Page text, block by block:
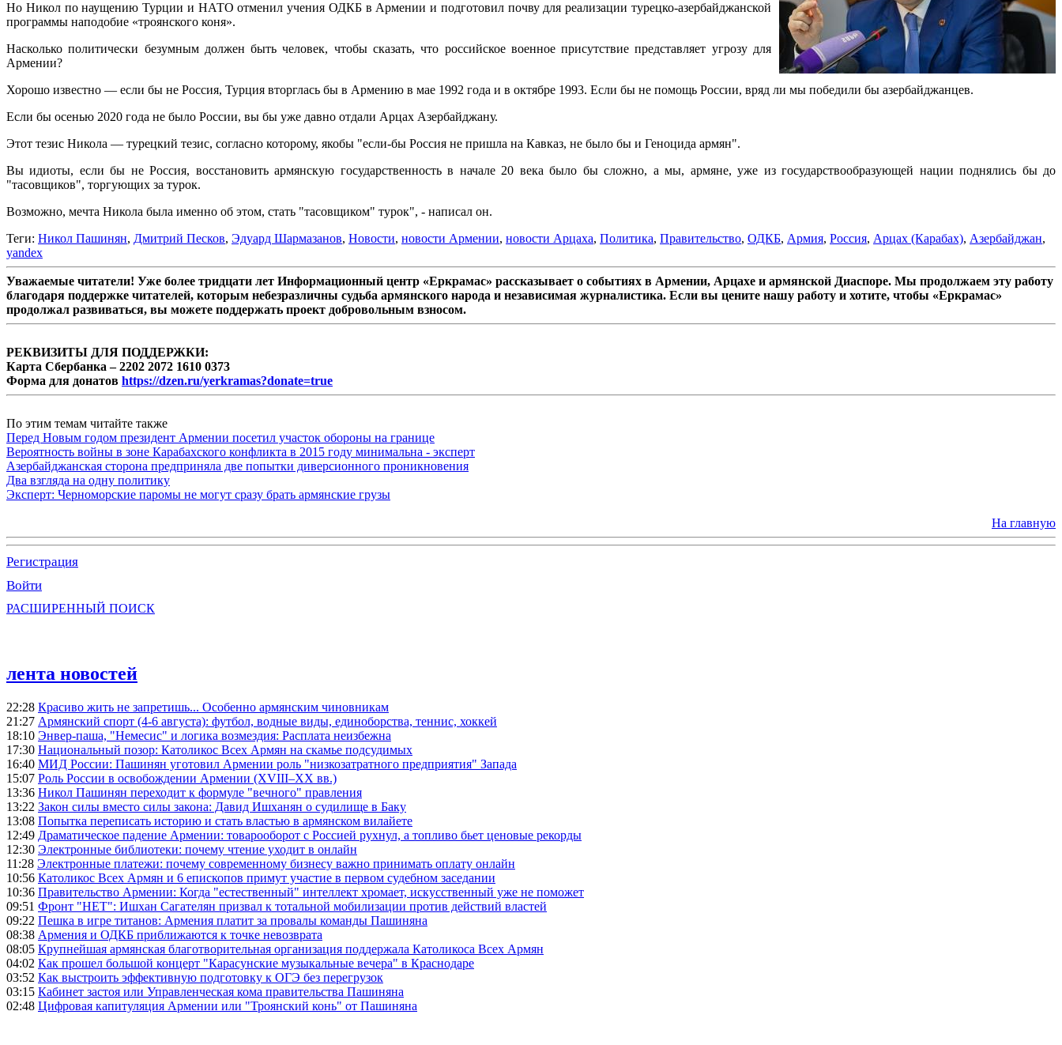
Но Никол по наущению Турции и НАТО отменил учения ОДКБ в Армении и подготовил почву для реализации турецко-азербайджанской
программы наподобие «троянского коня».
Насколько политически безумным должен быть человек, чтобы сказать, что российское военное присутствие представляет угрозу для
Армении?
Хорошо известно — если бы не Россия, Турция вторглась бы в Армению в мае 1992 года и в октябре 1993. Если бы не помощь России, вряд ли мы победили бы азербайджанцев.
Если бы осенью 2020 года не было России, вы бы уже давно отдали Арцах Азербайджану.
Этот тезис Никола — турецкий тезис, согласно которому, якобы "если-бы Россия не пришла на Кавказ, не было бы и Геноцида армян".
Вы идиоты, если бы не Россия, восстановить армянскую государственность в начале 20 века было бы сложно, а мы, армяне, уже из государствообразующей нации поднялись бы до
"тасовщиков", торгующих за турок.
Возможно, мечта Никола была именно об этом, стать "тасовщиком" турок", - написал он.
Теги: Никол Пашинян, Дмитрий Песков, Эдуард Шармазанов, Новости, новости Армении, новости Арцаха, Политика, Правительство, ОДКБ, Армия, Россия, Арцах (Карабах), Азербайджан,
yandex
Уважаемые читатели! Уже более тридцати лет Информационный центр «Еркрамас» рассказывает о событиях в Армении, Арцахе и армянской Диаспоре. Мы продолжаем эту работу
благодаря поддержке читателей, которым небезразличны судьба армянского народа и независимая журналистика. Если вы цените нашу работу и хотите, чтобы «Еркрамас»
продолжал развиваться, вы можете поддержать проект добровольным взносом.
РЕКВИЗИТЫ ДЛЯ ПОДДЕРЖКИ:
Карта Сбербанка – 2202 2072 1610 0373
Форма для донатов https://dzen.ru/yerkramas?donate=true
По этим темам читайте также
Перед Новым годом президент Армении посетил участок обороны на границе
Вероятность войны в зоне Карабахского конфликта в 2015 году минимальна - эксперт
Азербайджанская сторона предприняла две попытки диверсионного проникновения
Два взгляда на одну политику
Эксперт: Черноморские паромы не могут сразу брать армянские грузы
На главную
Регистрация
Войти
РАСШИРЕННЫЙ ПОИСК
лента новостей
22:28 Красиво жить не запретишь... Особенно армянским чиновникам
21:27 Армянский спорт (4-6 августа): футбол, водные виды, единоборства, теннис, хоккей
18:10 Энвер-паша, "Немесис" и логика возмездия: Расплата неизбежна
17:30 Национальный позор: Католикос Всех Армян на скамье подсудимых
16:40 МИД России: Пашинян уготовил Армении роль "низкозатратного предприятия" Запада
15:07 Роль России в освобождении Армении (XVIII–XX вв.)
13:36 Никол Пашинян переходит к формуле "вечного" правления
13:22 Закон силы вместо силы закона: Давид Ишханян о судилище в Баку
13:08 Попытка переписать историю и стать властью в армянском вилайете
12:49 Драматическое падение Армении: товарооборот с Россией рухнул, а топливо бьет ценовые рекорды
12:30 Электронные библиотеки: почему чтение уходит в онлайн
11:28 Электронные платежи: почему современному бизнесу важно принимать оплату онлайн
10:56 Католикос Всех Армян и 6 епископов примут участие в первом судебном заседании
10:36 Правительство Армении: Когда "естественный" интеллект хромает, искусственный уже не поможет
09:51 Фронт "НЕТ": Ишхан Сагателян призвал к тотальной мобилизации против действий властей
09:22 Пешка в игре титанов: Армения платит за провалы команды Пашиняна
08:38 Армения и ОДКБ приближаются к точке невозврата
08:05 Крупнейшая армянская благотворительная организация поддержала Католикоса Всех Армян
04:02 Как прошел большой концерт "Карасунские музыкальные вечера" в Краснодаре
03:52 Как выстроить эффективную подготовку к ОГЭ без перегрузок
03:15 Кабинет застоя или Управленческая кома правительства Пашиняна
02:48 Цифровая капитуляция Армении или "Троянский конь" от Пашиняна